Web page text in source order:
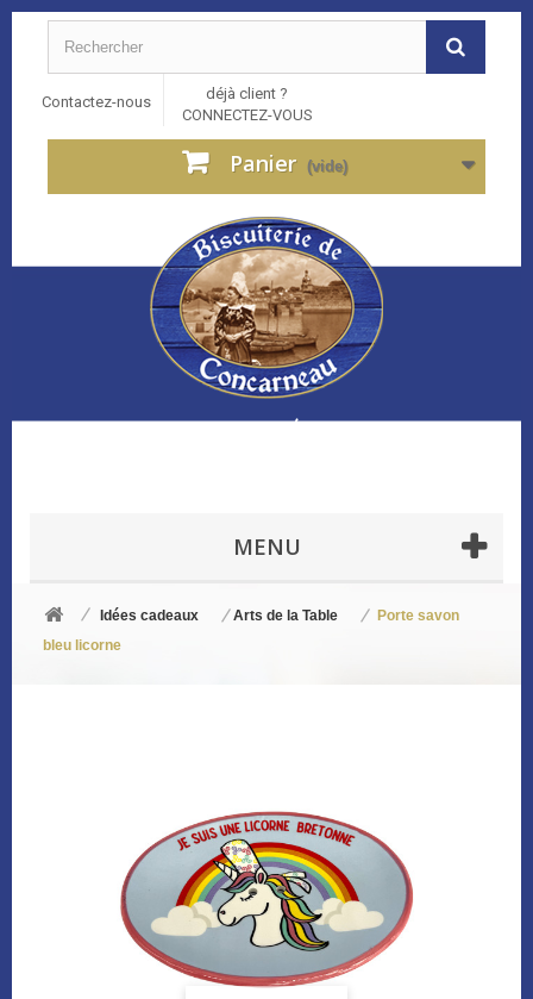
Contactez-nous
déjà client ?
CONNECTEZ-VOUS
Panier (vide)
MENU
Idées cadeaux Arts de la Table
Porte savon
bleu licorne